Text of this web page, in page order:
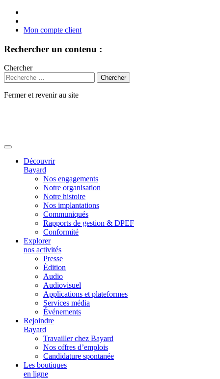
Mon compte client
Rechercher un contenu :
Chercher
Fermer et revenir au site
Découvrir
Bayard
Nos engagements
Notre organisation
Notre histoire
Nos implantations
Communiqués
Rapports de gestion & DPEF
Conformité
Explorer
nos activités
Presse
Édition
Audio
Audiovisuel
Applications et plateformes
Services média
Événements
Rejoindre
Bayard
Travailler chez Bayard
Nos offres d’emplois
Candidature spontanée
Les boutiques
en ligne